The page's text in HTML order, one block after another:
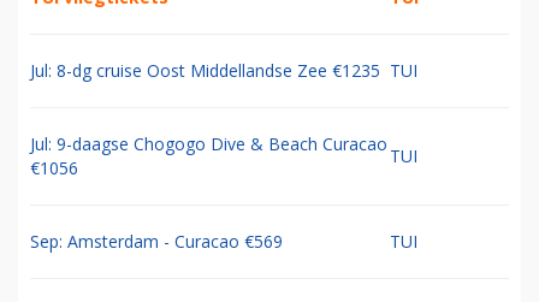
Jul: 8-dg cruise Oost Middellandse Zee €1235 TUI
Jul: 9-daagse Chogogo Dive & Beach Curacao
€1056
TUI
Sep: Amsterdam - Curacao €569 TUI